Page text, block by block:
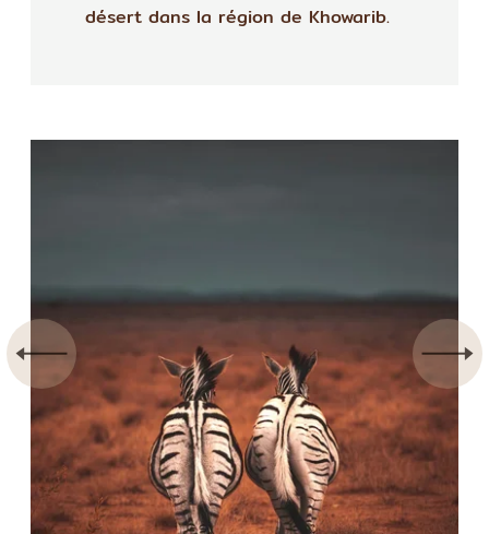
désert dans la région de Khowarib.